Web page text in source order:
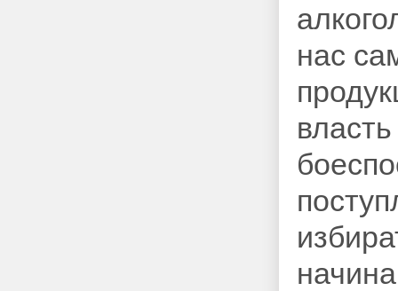
нас